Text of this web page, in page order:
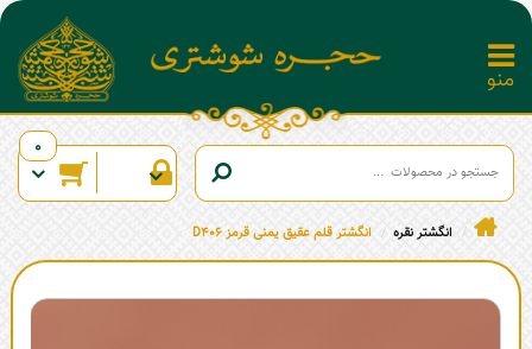
0
انگشتر نقره انگشتر قلم عقیق یمنی قرمز D406